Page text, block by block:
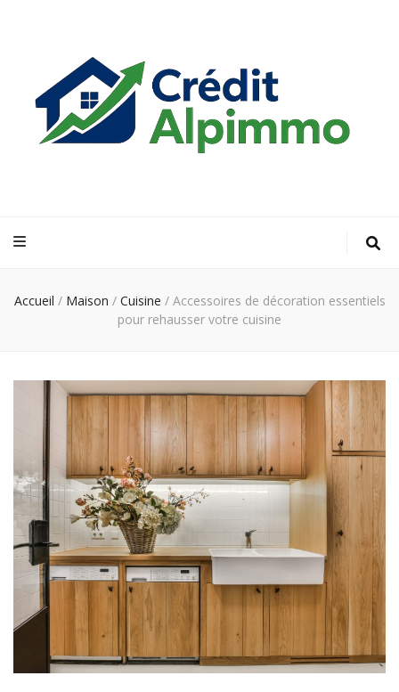
Accueil / Maison / Cuisine / Accessoires de décoration essentiels
pour rehausser votre cuisine